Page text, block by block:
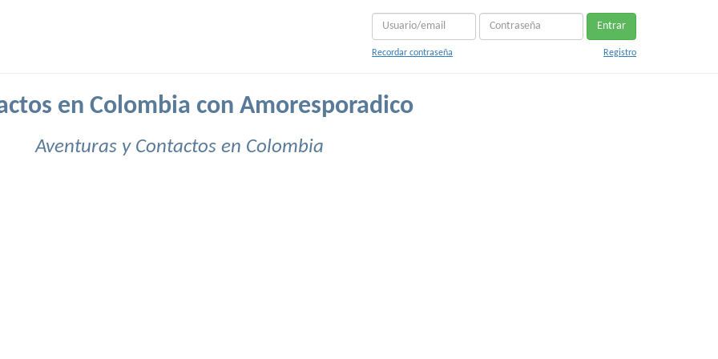
Entrar
Recordar contraseña Registro
en Colombia con Amoresporadico
Aventuras y Contactos en Colombia